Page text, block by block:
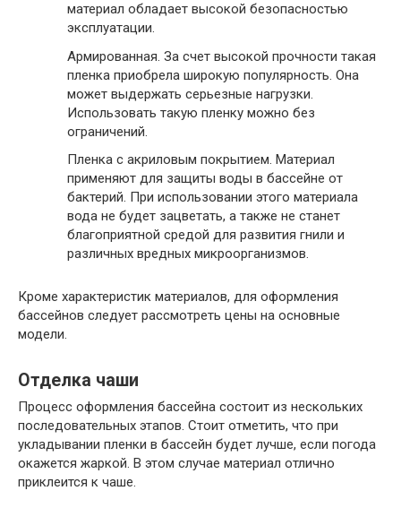
материал обладает высокой безопасностью
эксплуатации.
Армированная. За счет высокой прочности такая
пленка приобрела широкую популярность. Она
может выдержать серьезные нагрузки.
Использовать такую пленку можно без
ограничений.
Пленка с акриловым покрытием. Материал
применяют для защиты воды в бассейне от
бактерий. При использовании этого материала
вода не будет зацветать, а также не станет
благоприятной средой для развития гнили и
различных вредных микроорганизмов.
Кроме характеристик материалов, для оформления
бассейнов следует рассмотреть цены на основные
модели.
Отделка чаши
Процесс оформления бассейна состоит из нескольких
последовательных этапов. Стоит отметить, что при
укладывании пленки в бассейн будет лучше, если погода
окажется жаркой. В этом случае материал отлично
приклеится к чаше.